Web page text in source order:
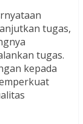
tugas,
tugas.
kepada